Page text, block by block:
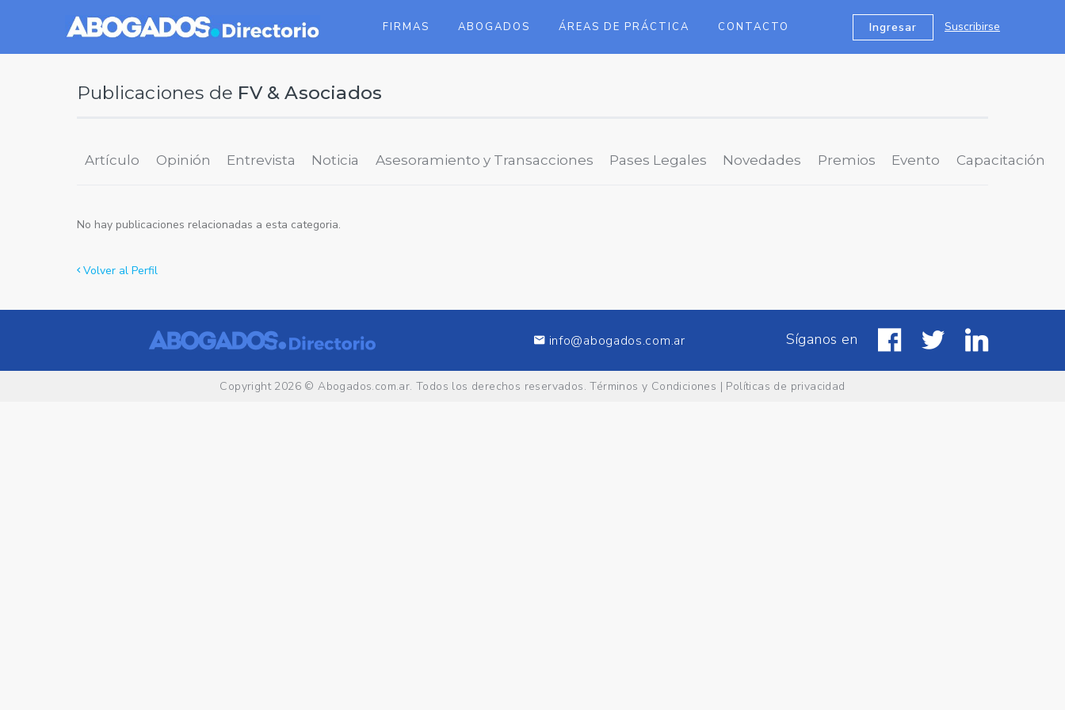
FIRMAS ABOGADOS ÁREAS DE PRÁCTICA CONTACTO Ingresar Suscribirse
Publicaciones de FV & Asociados
Artículo Opinión Entrevista Noticia Asesoramiento y Transacciones Pases Legales Novedades Premios Evento Capacitación
No hay publicaciones relacionadas a esta categoria.
Volver al Perfil
info@abogados.com.ar Síganos en
Copyright 2026 ©Abogados.com.ar. Todos los derechos reservados.Términos y Condiciones | Políticas de privacidad